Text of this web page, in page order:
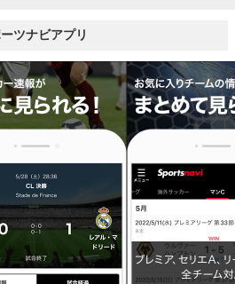
ツナビアプリ